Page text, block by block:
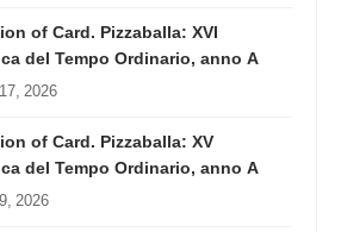
of Card. Pizzaballa: XVI
del Tempo Ordinario, anno A
2026
of Card. Pizzaballa: XV
del Tempo Ordinario, anno A
2026